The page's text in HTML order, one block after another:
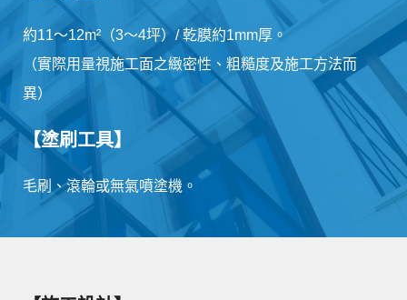
約11～12m²（3～4坪）/ 乾膜約1mm厚。
（實際用量視施工面之緻密性、粗糙度及施工方法而
異）
【塗刷工具】
毛刷、滾輪或無氣噴塗機。